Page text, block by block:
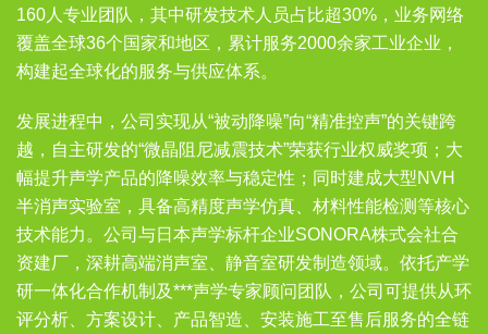
160人专业团队，其中研发技术人员占比超30%，业务网络
覆盖全球36个国家和地区，累计服务2000余家工业企业，
构建起全球化的服务与供应体系。
发展进程中，公司实现从“被动降噪”向“精准控声”的关键跨
越，自主研发的“微晶阻尼减震技术”荣获行业权威奖项；大
幅提升声学产品的降噪效率与稳定性；同时建成大型NVH
半消声实验室，具备高精度声学仿真、材料性能检测等核心
技术能力。公司与日本声学标杆企业SONORA株式会社合
资建厂，深耕高端消声室、静音室研发制造领域。依托产学
研一体化合作机制及***声学专家顾问团队，公司可提供从环
评分析、方案设计、产品智造、安装施工至售后服务的全链